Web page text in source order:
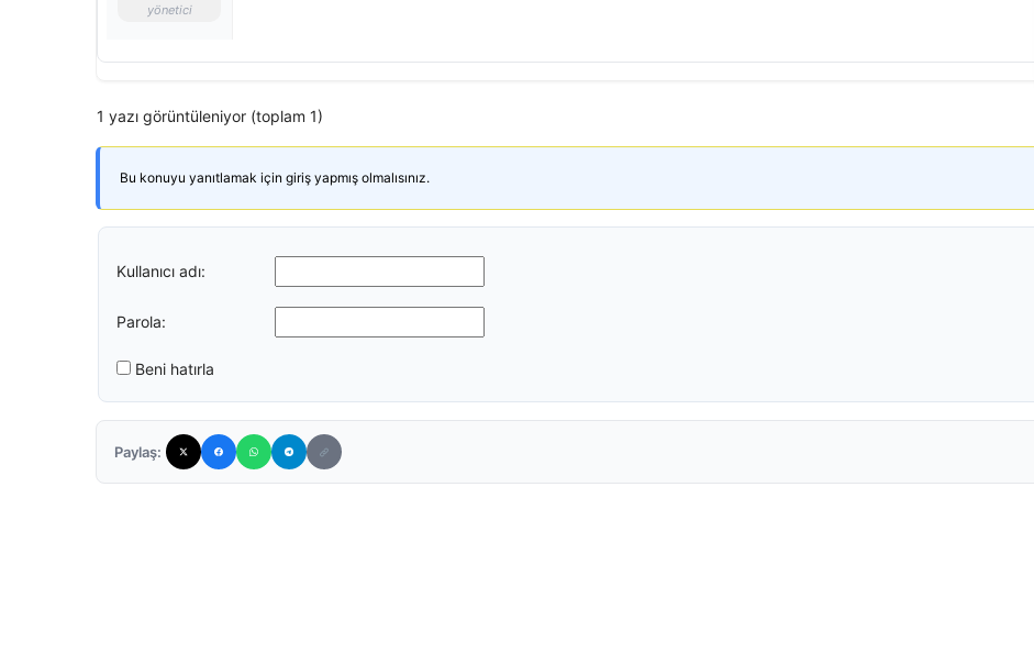
yönetici
1 yazı görüntüleniyor (toplam 1)
Bu konuyu yanıtlamak için giriş yapmış olmalısınız.
Kullanıcı adı:
Parola:
Beni hatırla
Paylaş: